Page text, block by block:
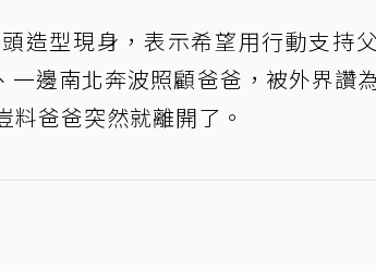
造型現身，表示希望用行動支持
邊南北奔波照顧爸爸，被外界讚
爸爸突然就離開了。